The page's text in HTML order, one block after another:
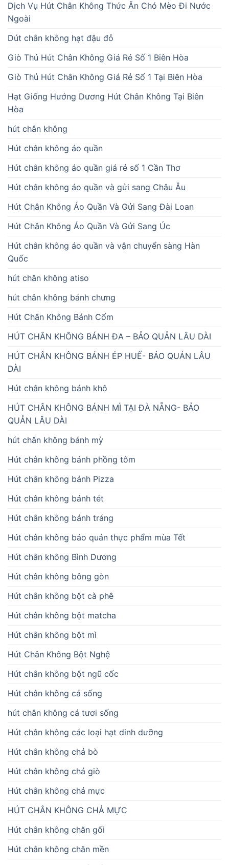
Dịch Vụ Hút Chân Không Thức Ăn Chó Mèo Đi Nước
Ngoài
Dút chân không hạt đậu đỏ
Giò Thủ Hút Chân Không Giá Rẻ Số 1 Biên Hòa
Giò Thủ Hút Chân Không Giá Rẻ Số 1 Tại Biên Hòa
Hạt Giống Hướng Dương Hút Chân Không Tại Biên
Hòa
hút chân không
Hút chân không áo quần
Hút chân không áo quần giá rẻ số 1 Cần Thơ
Hút chân không áo quần và gửi sang Châu Âu
Hút Chân Không Áo Quần Và Gửi Sang Đài Loan
Hút Chân Không Áo Quần Và Gửi Sang Úc
Hút chân không áo quần và vận chuyển sàng Hàn
Quốc
hút chân không atiso
hút chân không bánh chưng
Hút Chân Không Bánh Cốm
HÚT CHÂN KHÔNG BÁNH ĐA – BẢO QUẢN LÂU DÀI
HÚT CHÂN KHÔNG BÁNH ÉP HUẾ- BẢO QUẢN LÂU
DÀI
Hút chân không bánh khô
HÚT CHÂN KHÔNG BÁNH MÌ TẠI ĐÀ NẴNG- BẢO
QUẢN LÂU DÀI
hút chân không bánh mỳ
Hút chân không bánh phồng tôm
Hút chân không bánh Pizza
Hút chân không bánh tét
Hút chân không bánh tráng
Hút chân không bảo quản thực phẩm mùa Tết
Hút chân không Bình Dương
Hút chân không bông gòn
Hút chân không bột cà phê
Hút chân không bột matcha
Hút chân không bột mì
Hút Chân Không Bột Nghệ
Hút chân không bột ngũ cốc
Hút chân không cá sống
hút chân không cá tươi sống
Hút chân không các loại hạt dinh dưỡng
Hút chân không chả bò
Hút chân không chả giò
Hút chân không chả mực
HÚT CHÂN KHÔNG CHẢ MỰC
Hút chân không chăn gối
Hút chân không chăn mền